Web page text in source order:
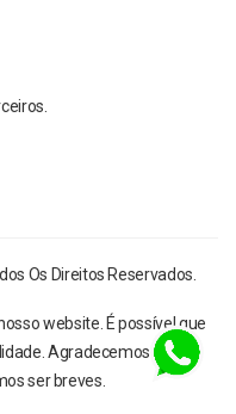
Os Direitos Reservados.
website. É possível que
Agradecemos a sua
ser breves.